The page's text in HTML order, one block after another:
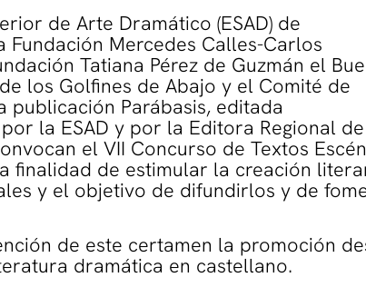
de Arte Dramático (ESAD) de
Fundación Mercedes Calles-Carlos
Tatiana Pérez de Guzmán el
los Golfines de Abajo y el Comité de
publicación Parábasis, editada
la ESAD y por la Editora Regional de
el VII Concurso de Textos
finalidad de estimular la creación
y el objetivo de difundirlos y de
de este certamen la promoción
dramática en castellano.